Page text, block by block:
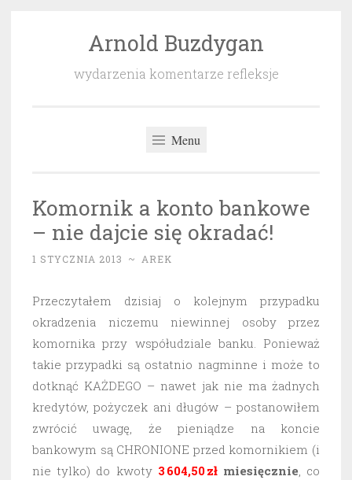
Arnold Buzdygan
wydarzenia komentarze refleksje
Menu
Komornik a konto bankowe
– nie dajcie się okradać!
1 STYCZNIA 2013 ~ AREK
Przeczytałem dzisiaj o kolejnym przypadku
okradzenia niczemu niewinnej osoby przez
komornika przy współudziale banku. Ponieważ
takie przypadki są ostatnio nagminne i może to
dotknąć KAŻDEGO – nawet jak nie ma żadnych
kredytów, pożyczek ani długów – postanowiłem
zwrócić uwagę, że pieniądze na koncie
bankowym są CHRONIONE przed komornikiem (i
nie tylko) do kwoty 3 604,50 złmiesięcznie, co